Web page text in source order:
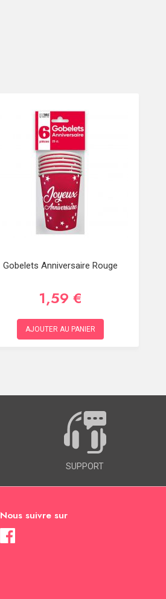
Gobelets Anniversaire Rouge
1,59 €
AJOUTER AU PANIER
SUPPORT
Nous suivre sur